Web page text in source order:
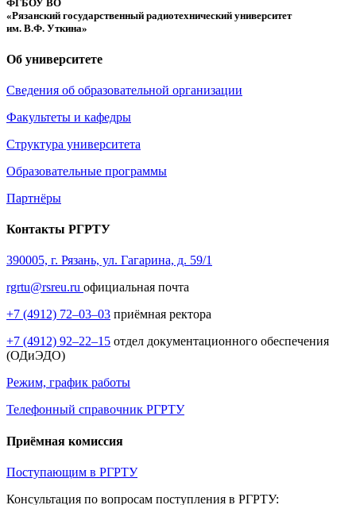
ФГБОУ ВО
«Рязанский государственный радиотехнический университет
им. В.Ф. Уткина»
Об университете
Сведения об образовательной организации
Факультеты и кафедры
Структура университета
Образовательные программы
Партнёры
Контакты РГРТУ
390005, г. Рязань, ул. Гагарина, д. 59/1
rgrtu@rsreu.ru официальная почта
+7 (4912) 72–03–03 приёмная ректора
+7 (4912) 92–22–15 отдел документационного обеспечения
(ОДиЭДО)
Режим, график работы
Телефонный справочник РГРТУ
Приёмная комиссия
Поступающим в РГРТУ
Консультация по вопросам поступления в РГРТУ: